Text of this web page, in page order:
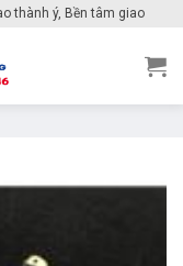
thành ý, Bền tâm giao